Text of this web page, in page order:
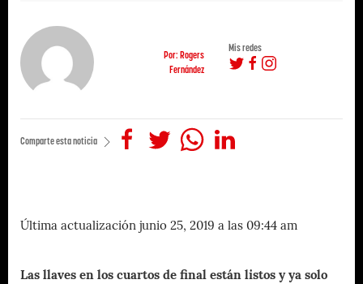
Por: Rogers
Fernández
Mis redes
Comparte esta noticia
Última actualización junio 25, 2019 a las 09:44 am
Las llaves en los cuartos de final están listos y ya solo